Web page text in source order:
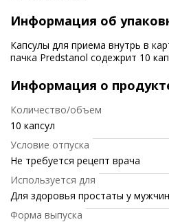
Информация об
Капсулы для приема внутрь в
пачка Predstanol содежрит 10
Информация о
Количество/объем
10 капсул
Условие отпуска
Не требуется рецепт врача
Используется для
Для здоровья простаты у мужчин
Форма выпуска